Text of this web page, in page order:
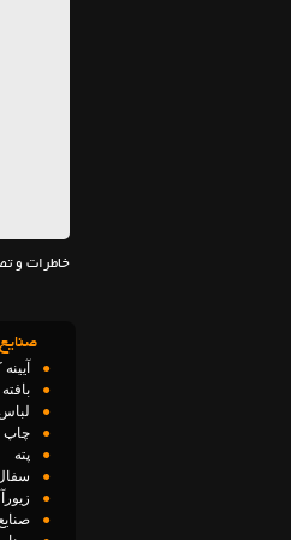
خاطرات و
●
●
●
●
چاپ
●
پته
●
●
●